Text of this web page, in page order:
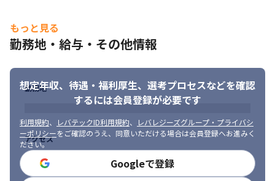
Oracle / MySQL / PostgreSQL/SQL Server
＜インフラ＞
＜ツール＞
【働き方】
・リモート案件あり
・フレックス勤務可
・副業OK
もっと見る
勤務地・給与・その他情報
想定年収、待遇・福利厚生、 選考プロセスなどを確認
するには会員登録が必要です
利用規約、 レバテックID利用規約、
レバレジーズグループ・プライバシ
ーポリシーをご確認のうえ、同意いただける場合は会員登録へお進みく
ださい。
Googleで登録
勤務地
アクセス